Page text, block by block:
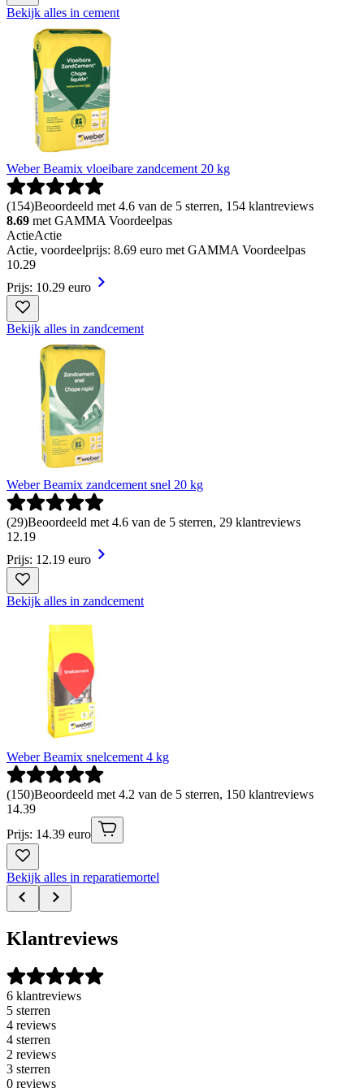
Bekijk alles in cement
Weber Beamix vloeibare zandcement 20 kg
(154)Beoordeeld met 4.6 van de 5 sterren, 154 klantreviews
8.69 met GAMMA Voordeelpas
ActieActie
Actie, voordeelprijs: 8.69 euro met GAMMA Voordeelpas
10.29
Prijs: 10.29 euro
Bekijk alles in zandcement
Weber Beamix zandcement snel 20 kg
(29)Beoordeeld met 4.6 van de 5 sterren, 29 klantreviews
12.19
Prijs: 12.19 euro
Bekijk alles in zandcement
Weber Beamix snelcement 4 kg
(150)Beoordeeld met 4.2 van de 5 sterren, 150 klantreviews
14.39
Prijs: 14.39 euro
Bekijk alles in reparatiemortel
Klantreviews
6 klantreviews
5 sterren
4 reviews
4 sterren
2 reviews
3 sterren
0 reviews